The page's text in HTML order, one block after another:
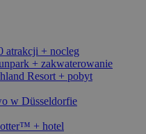
atrakcji + nocleg
+ zakwaterowanie
Resort + pobyt
w Düsseldorfie
+ hotel